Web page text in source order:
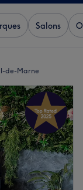
Salons
de-Marne